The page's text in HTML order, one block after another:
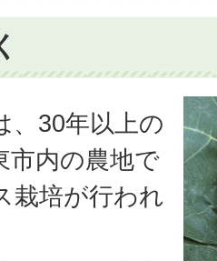
、30年以上の
市内の農地で
栽培が行われ